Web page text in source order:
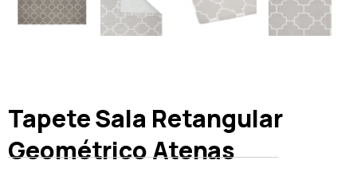
Tapete Sala Retangular
Geométrico Atenas